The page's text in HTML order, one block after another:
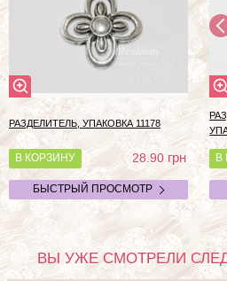
РАЗДЕЛИТЕЛЬ, УПАКОВКА 11178
В КОРЗИНУ 28.90грн
БЫСТРЫЙ ПРОСМОТР
В
ВЫ УЖЕ СМОТРЕЛИ